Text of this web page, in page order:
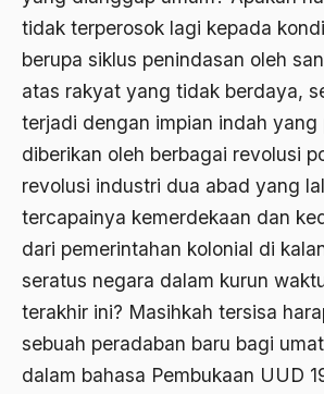
tidak terperosok lagi kepada
berupa siklus penindasan oleh
atas rakyat yang tidak berdaya,
terjadi dengan impian indah yang
diberikan oleh berbagai revolusi
revolusi industri dua abad yang
tercapainya kemerdekaan dan
dari pemerintahan kolonial di
seratus negara dalam kurun
terakhir ini? Masihkah tersisa
sebuah peradaban baru bagi
dalam bahasa Pembukaan UUD
Agum Gumelar
Agus Miftah
Ahimsa
Ahli
Ahli Ilmu Agama
Ahli waris
ahlul sunnah wal jamaah
Ahlussunnah
Ahlussunnah Wal jamaah